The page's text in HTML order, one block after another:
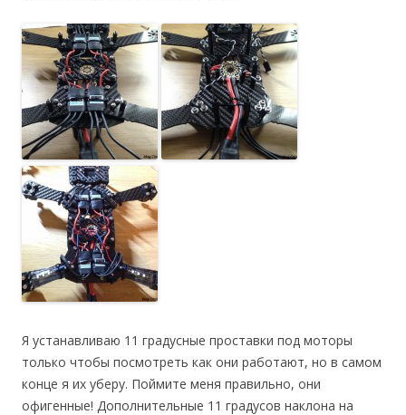
Я устанавливаю 11 градусные проставки под моторы
только чтобы посмотреть как они работают, но в самом
конце я их уберу. Поймите меня правильно, они
офигенные! Дополнительные 11 градусов наклона на